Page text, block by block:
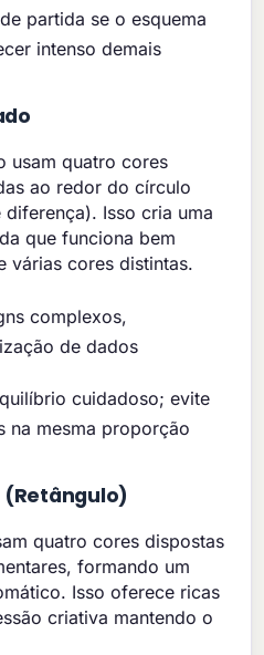
partida se o esquema
intenso demais
usam quatro cores
ao redor do círculo
Isso cria uma
que funciona bem
várias cores distintas.
complexos,
de dados
cuidadoso; evite
na mesma proporção
(Retângulo)
quatro cores dispostas
formando um
Isso oferece ricas
criativa mantendo o